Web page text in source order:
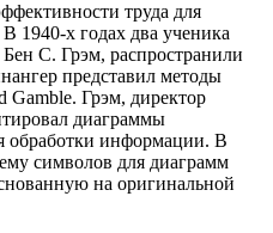
труда для
1940-х годах два ученика
С. Грэм, распространили
представил методы
Gamble. Грэм, директор
диаграммы
обработки информации. В
символов для диаграмм
на оригинальной